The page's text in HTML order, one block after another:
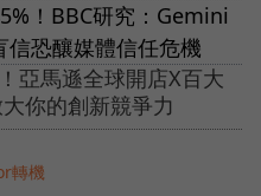
！BBC研究：Gemini
信恐釀媒體信任危機
亞馬遜全球開店X百大
你的創新競爭力
轉機